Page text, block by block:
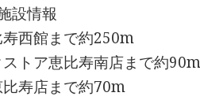
設情報
西館まで約250m
ストア恵比寿南店まで約
比寿店まで約70m